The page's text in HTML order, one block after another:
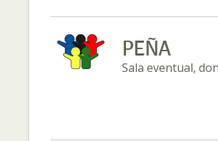
PEÑA
Sala eventual,